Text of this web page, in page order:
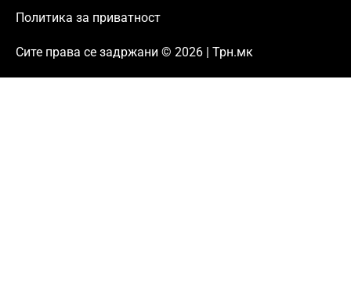
Политика за приватност
Сите права се задржани © 2026 | Трн.мк